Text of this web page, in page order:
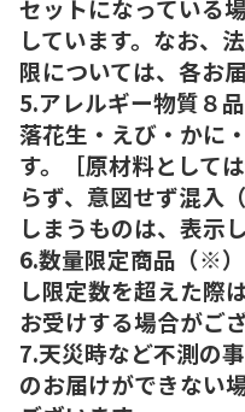
セットになっている
しています。なお、
限については、各お
5.アレルギー物質８
落花生・えび・かに
す。［原材料として
らず、意図せず混入
しまうものは、表示
6.数量限定商品（※
し限定数を超えた際
お受けする場合がござ
7.天災時など不測の
のお届けができない